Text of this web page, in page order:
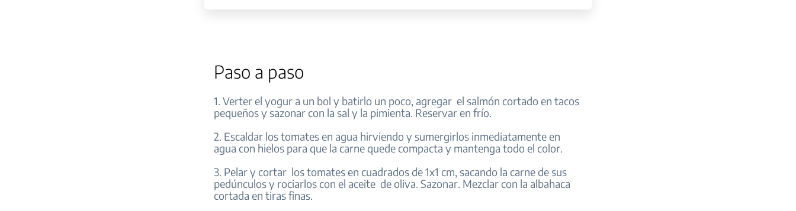
Paso a paso
1. Verter el yogur a un bol y batirlo un poco, agregar el salmón cortado en tacos
pequeños y sazonar con la sal y la pimienta. Reservar en frío.
2. Escaldar los tomates en agua hirviendo y sumergirlos inmediatamente en
agua con hielos para que la carne quede compacta y mantenga todo el color.
3. Pelar y cortar los tomates en cuadrados de 1x1 cm, sacando la carne de sus
pedúnculos y rociarlos con el aceite de oliva. Sazonar. Mezclar con la albahaca
cortada en tiras finas.